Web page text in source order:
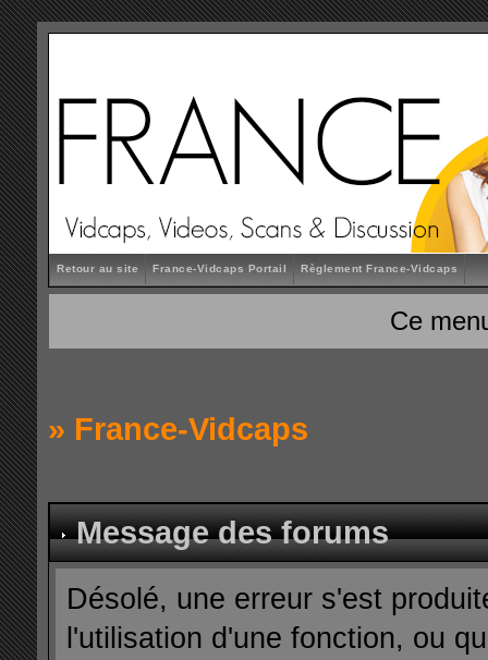
Retour au site France-Vidcaps Portail Règlement France-Vidcaps
Ce
» France-Vidcaps
Message des forums
Désolé, une erreur s'est
l'utilisation d'une fonction, ou